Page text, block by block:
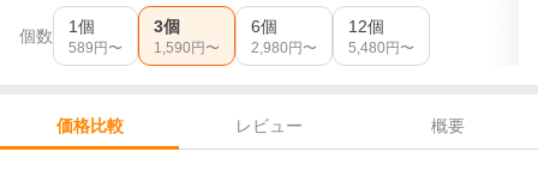
個数 1個
589 円〜
3個
1,590 円〜
6個
2,980 円〜
12個
5,480 円〜
価格比較 レビュー
概要